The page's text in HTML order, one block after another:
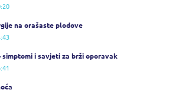
na orašaste plodove
simptomi i savjeti za brži oporavak